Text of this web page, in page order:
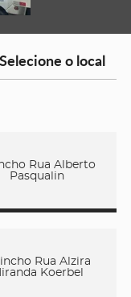
o local
Rua Alberto
Pasqualin
Rua Alzira
Koerbel